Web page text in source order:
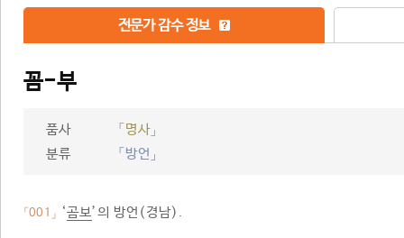
전문가 감수 정보
꼼-부
품사
「명사」
분류
「방언」
「001」 ‘곰보’의 방언(경남).